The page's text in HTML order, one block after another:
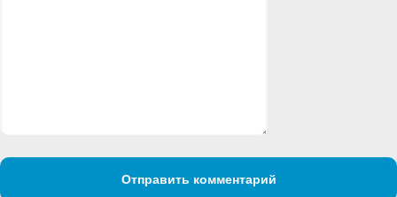
Отправить комментарий